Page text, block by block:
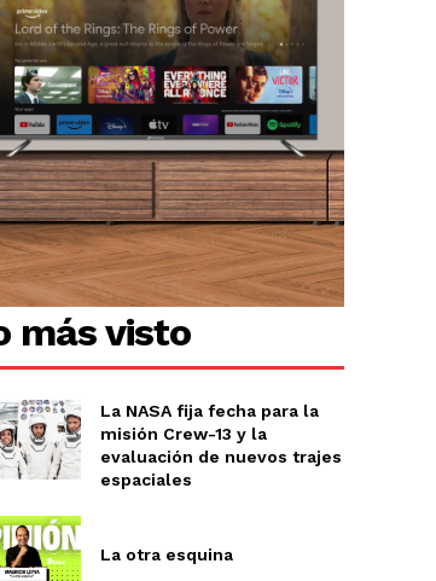
más visto
La NASA fija fecha para la
misión Crew-13 y la
evaluación de nuevos trajes
espaciales
La otra esquina